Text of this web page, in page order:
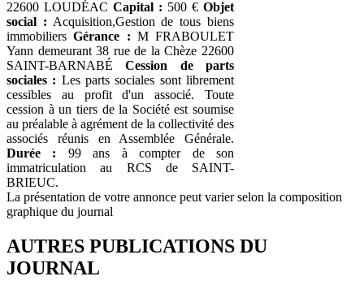
22600 LOUDÉAC Capital : 500 € Objet
social : Acquisition,Gestion de tous biens
immobiliersGérance : M FRABOULET
Yann demeurant 38 rue de la Chèze 22600
SAINT-BARNABÉCession de parts
sociales : Les parts sociales sont librement
cessibles au profit d'un associé. Toute
cession à un tiers de la Société est soumise
au préalable à agrément de la collectivité des
associés réunis en Assemblée Générale.
Durée : 99 ans à compter de son
immatriculation au RCS de SAINT-
BRIEUC.
La présentation de votre annonce peut varier selon la composition
graphique du journal
AUTRES PUBLICATIONS DU
JOURNAL